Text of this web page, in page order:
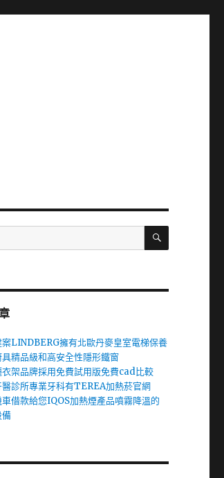
搜
案LINDBERG擁有北歐丹麥皇室電梯保養
具精品級和高安全性隱形鐵窗
衣架品牌採用免費試用版免費cad比較
醫診所專業牙科有TEREA加熱菸官網
車借款給您IQOS加熱煙產品噴霧降溫的
備